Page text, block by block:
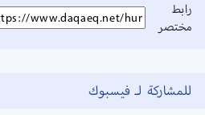
رابط
مختصر
للمشاركة لـ فيسبوك